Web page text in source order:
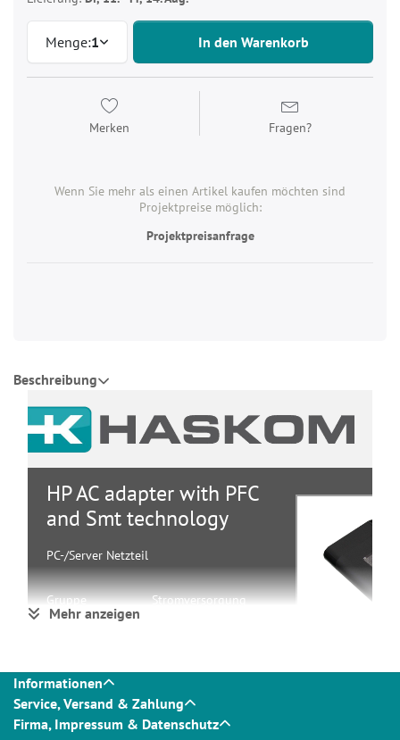
Menge:1 In den Warenkorb
Merken Fragen?
Wenn Sie mehr als einen Artikel kaufen möchten sind
Projektpreise möglich:
Projektpreisanfrage
Beschreibung
HP AC adapter with PFC
and Smt technology
PC-/Server Netzteil
Gruppe
Stromversorgung
Hersteller
Mehr anzeigen
Informationen
Service, Versand & Zahlung
Firma, Impressum & Datenschutz